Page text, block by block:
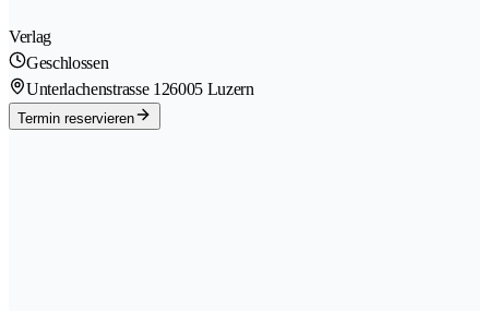
Verlag
Geschlossen
Unterlachenstrasse 126005 Luzern
Termin reservieren